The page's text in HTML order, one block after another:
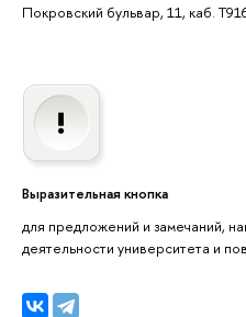
Покровский бульвар, 11, каб.
ыразительная кнопка
для предложений и замечаний,
деятельности университета и